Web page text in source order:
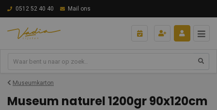
0512 52 40 40 Mail ons
Museumkarton
Museum naturel 1200gr 90x120cm